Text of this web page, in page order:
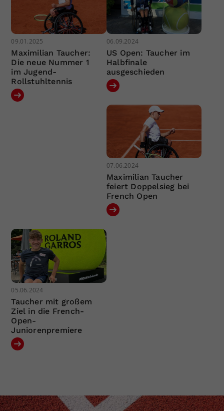
09.01.2025
Maximilian Taucher:
Die neue Nummer 1
im Jugend-
Rollstuhltennis
06.09.2024
US Open: Taucher im
Halbfinale
ausgeschieden
07.06.2024
Maximilian Taucher
feiert Doppelsieg bei
French Open
05.06.2024
Taucher mit großem
Ziel in die French-
Open-
Juniorenpremiere